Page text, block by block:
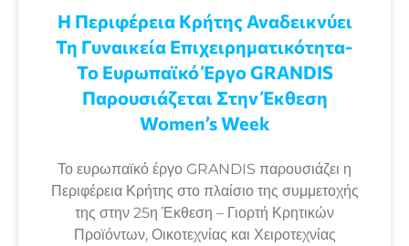
Η Περιφέρεια Κρήτης Αναδεικνύει
Τη Γυναικεία Επιχειρηματικότητα-
Το Ευρωπαϊκό Έργο GRANDIS
Παρουσιάζεται Στην Έκθεση
Women’s Week
Το ευρωπαϊκό έργο GRANDIS παρουσιάζει η
Περιφέρεια Κρήτης στο πλαίσιο της συμμετοχής
της στην 25η Έκθεση – Γιορτή Κρητικών
Προϊόντων, Οικοτεχνίας και Χειροτεχνίας